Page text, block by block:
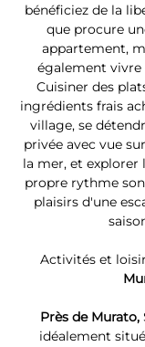
bénéficiez de la
que procure
appartement,
également
Cuisiner des
ingrédients frais
village, se
privée avec vue
la mer, et explorer
propre rythme
plaisirs d'une
Activités et
Près de Murato,
idéalement